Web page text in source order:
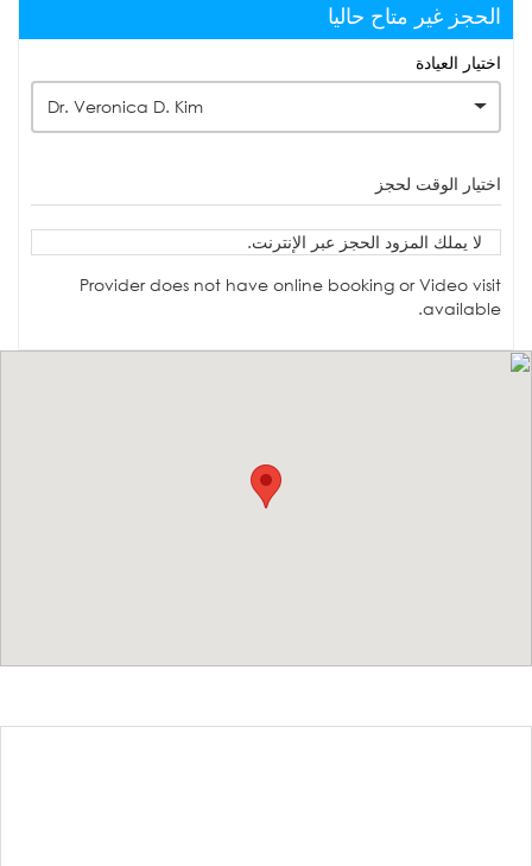
الحجز غير متاح حاليا
اختيار العيادة
Dr. Veronica D. Kim
اختيار الوقت لحجز
لا يملك المزود الحجز عبر الإنترنت.
Provider does not have online booking or Video visit
available.